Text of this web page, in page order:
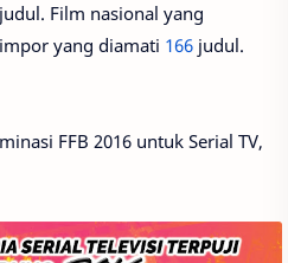
Film nasional yang
yang diamati 166 judul.
FFB 2016 untuk Serial TV,